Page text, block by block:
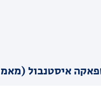
איסטנבול